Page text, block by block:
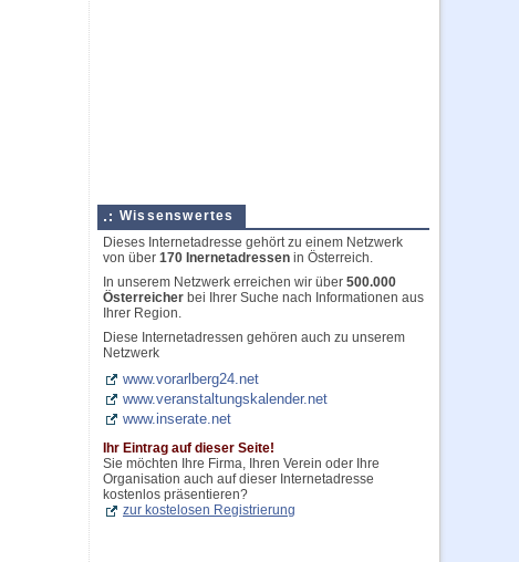
Wissenswertes
Dieses Internetadresse gehört zu einem Netzwerk
von über 170 Inernetadressen in Österreich.
In unserem Netzwerk erreichen wir über 500.000
Österreicher bei Ihrer Suche nach Informationen aus
Ihrer Region.
Diese Internetadressen gehören auch zu unserem
Netzwerk
www.vorarlberg24.net
www.veranstaltungskalender.net
www.inserate.net
Ihr Eintrag auf dieser Seite!
Sie möchten Ihre Firma, Ihren Verein oder Ihre
Organisation auch auf dieser Internetadresse
kostenlos präsentieren?
zur kostelosen Registrierung